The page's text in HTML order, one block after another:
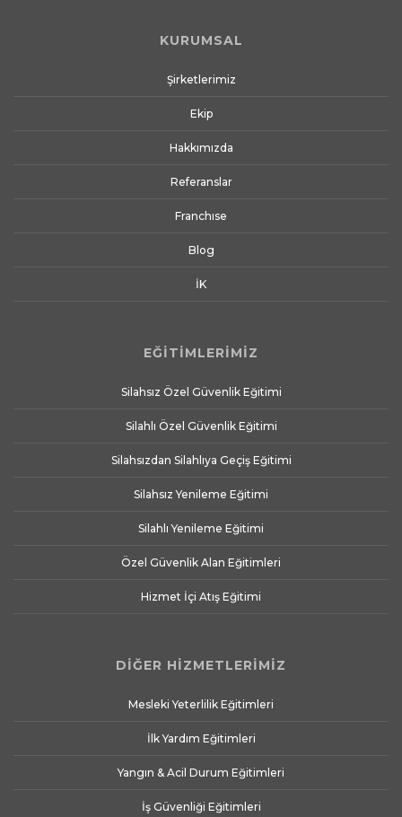
KURUMSAL
Şirketlerimiz
Ekip
Hakkımızda
Referanslar
Franchıse
Blog
İK
EĞİTİMLERİMİZ
Silahsız Özel Güvenlik Eğitimi
Silahlı Özel Güvenlik Eğitimi
Silahsızdan Silahlıya Geçiş Eğitimi
Silahsız Yenileme Eğitimi
Silahlı Yenileme Eğitimi
Özel Güvenlik Alan Eğitimleri
Hizmet İçi Atış Eğitimi
DİĞER HİZMETLERİMİZ
Mesleki Yeterlilik Eğitimleri
İlk Yardım Eğitimleri
Yangın & Acil Durum Eğitimleri
İş Güvenliği Eğitimleri